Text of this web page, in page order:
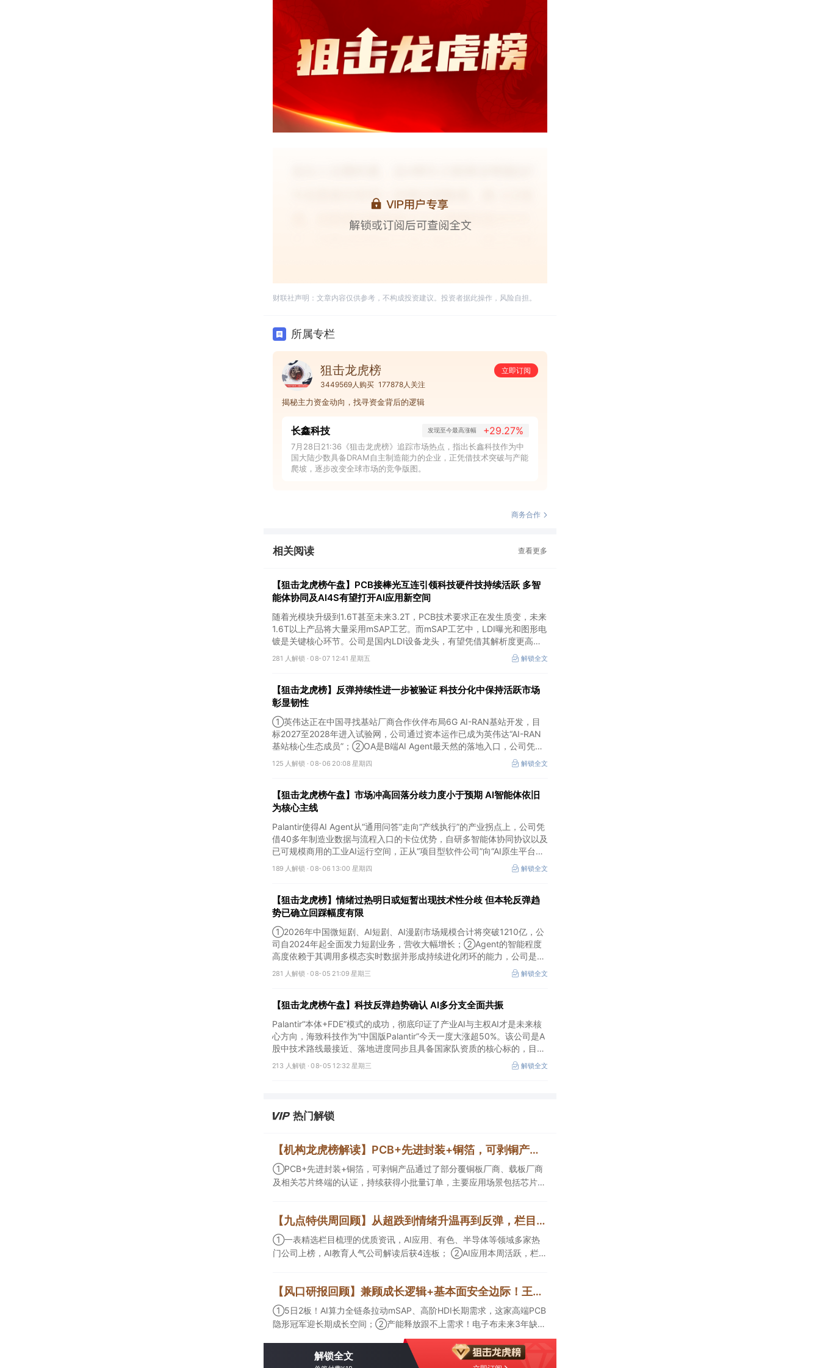
财联社声明：文章内容仅供参考，不构成投资建议。投资者据此操作，风险自担。
所属专栏
狙击龙虎榜
立即订阅
3449569人购买 177878人关注
揭秘主力资金动向，找寻资金背后的逻辑
长鑫科技 发现至今最高涨幅 +29.27%
7月28日21:36《狙击龙虎榜》追踪市场热点，指出长鑫科技作为中
国大陆少数具备DRAM自主制造能力的企业，正凭借技术突破与产能
爬坡，逐步改变全球市场的竞争版图。
商务合作
相关阅读 查看更多
【狙击龙虎榜午盘】PCB接棒光互连引领科技硬件技持续活跃 多智
能体协同及AI4S有望打开AI应用新空间
随着光模块升级到1.6T甚至未来3.2T，PCB技术要求正在发生质变，未来
1.6T以上产品将大量采用mSAP工艺。而mSAP工艺中，LDI曝光和图形电
镀是关键核心环节。公司是国内LDI设备龙头，有望凭借其解析度更高的
LDI技术，成为不可或缺的关键“铲子股”。
281 人解锁 ·08-07 12:41 星期五 解锁全文
【狙击龙虎榜】反弹持续性进一步被验证 科技分化中保持活跃市场
彰显韧性
①英伟达正在中国寻找基站厂商合作伙伴布局6G AI-RAN基站开发，目
标2027至2028年进入试验网，公司通过资本运作已成为英伟达“AI-RAN
基站核心生态成员”；②OA是B端AI Agent最天然的落地入口，公司凭借
数万家企业客户积累的场景厚度正从协同管理软件龙头进化为企业智能体
经济的核心枢纽；③市场重组、股权转让暗线涌动，该公司剥离亏损资
125 人解锁 ·08-06 20:08 星期四 解锁全文
【狙击龙虎榜午盘】市场冲高回落分歧力度小于预期 AI智能体依旧
为核心主线
Palantir使得AI Agent从“通用问答”走向“产线执行”的产业拐点上，公司凭
借40多年制造业数据与流程入口的卡位优势，自研多智能体协同协议以及
已可规模商用的工业AI运行空间，正从“项目型软件公司”向“AI原生平台生
态型公司”跃迁。
189 人解锁 ·08-06 13:00 星期四 解锁全文
【狙击龙虎榜】情绪过热明日或短暂出现技术性分歧 但本轮反弹趋
势已确立回踩幅度有限
①2026年中国微短剧、AI短剧、AI漫剧市场规模合计将突破1210亿，公
司自2024年起全面发力短剧业务，营收大幅增长；②Agent的智能程度
高度依赖于其调用多模态实时数据并形成持续进化闭环的能力，公司是全
球首个完成TPC-DS测试并通过官方审计的数据库企业；③2026年被多
方定义为Robotaxi商业化元年，公司正从“传统出行运营商”向“自动驾驶时
281 人解锁 ·08-05 21:09 星期三 解锁全文
【狙击龙虎榜午盘】科技反弹趋势确认 AI多分支全面共振
Palantir“本体+FDE”模式的成功，彻底印证了产业AI与主权AI才是未来核
心方向，海致科技作为“中国版Palantir”今天一度大涨超50%。该公司是A
股中技术路线最接近、落地进度同步且具备国家队资质的核心标的，目前
正处于从“数据智能基础设施”向“产业级AI Agent核心供应商”跃迁的价值
重估起点。
213 人解锁 ·08-05 12:32 星期三 解锁全文
热门解锁
【机构龙虎榜解读】PCB+先进封装+铜箔，可剥铜产品通过了部分覆铜板厂商、载板厂商及相关芯片终端的认证，持续获得小批量订单，主要应用场景包括芯片封装光模块用PCB，机构大额净买入这家公司
①PCB+先进封装+铜箔，可剥铜产品通过了部分覆铜板厂商、载板厂商
及相关芯片终端的认证，持续获得小批量订单，主要应用场景包括芯片封
具备承接细胞与基因治疗产品商业化受托生产的合规资质，这家公司获净
买入。
【九点特供周回顾】从超跌到情绪升温再到反弹，栏目梳理AI应用题材逻辑，AI教育人气公司解读后获4连板
①一表精选栏目梳理的优质资讯，AI应用、有色、半导体等领域多家热
门公司上榜，AI教育人气公司解读后获4连板； ②AI应用本周活跃，栏目
提及2家核心公司双双涨停。
【风口研报回顾】兼顾成长逻辑+基本面安全边际！王牌自营前瞻覆盖“pcb+MLCC+电子布”，梳理AI产业链优质标的“深坑起跳”
①5日2板！AI算力全链条拉动mSAP、高阶HDI长期需求，这家高端PCB
隐形冠军迎长期成长空间；②产能释放跟不上需求！电子布未来3年缺口
难消，深坑之际再梳理行业逻辑，人气龙头涨超3成；③AI服务器、机器
人带动MLCC景气周期持续！这家公司扩产、涨价预期暂未被市场定价，
王牌自营前瞻捕捉“预期差”，3日大涨26%。
解锁全文